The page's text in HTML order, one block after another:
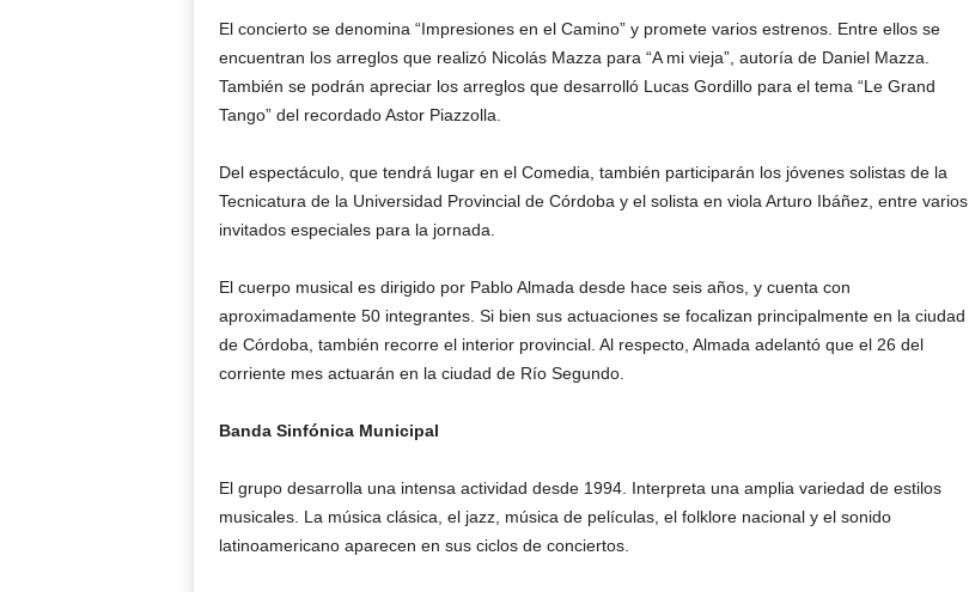
El concierto se denomina “Impresiones en el Camino” y promete varios estrenos. Entre ellos se
encuentran los arreglos que realizó Nicolás Mazza para “A mi vieja”, autoría de Daniel Mazza.
También se podrán apreciar los arreglos que desarrolló Lucas Gordillo para el tema “Le Grand
Tango” del recordado Astor Piazzolla.
Del espectáculo, que tendrá lugar en el Comedia, también participarán los jóvenes solistas de la
Tecnicatura de la Universidad Provincial de Córdoba y el solista en viola Arturo Ibáñez, entre varios
invitados especiales para la jornada.
El cuerpo musical es dirigido por Pablo Almada desde hace seis años, y cuenta con
aproximadamente 50 integrantes. Si bien sus actuaciones se focalizan principalmente en la ciudad
de Córdoba, también recorre el interior provincial. Al respecto, Almada adelantó que el 26 del
corriente mes actuarán en la ciudad de Río Segundo.
Banda Sinfónica Municipal
El grupo desarrolla una intensa actividad desde 1994. Interpreta una amplia variedad de estilos
musicales. La música clásica, el jazz, música de películas, el folklore nacional y el sonido
latinoamericano aparecen en sus ciclos de conciertos.